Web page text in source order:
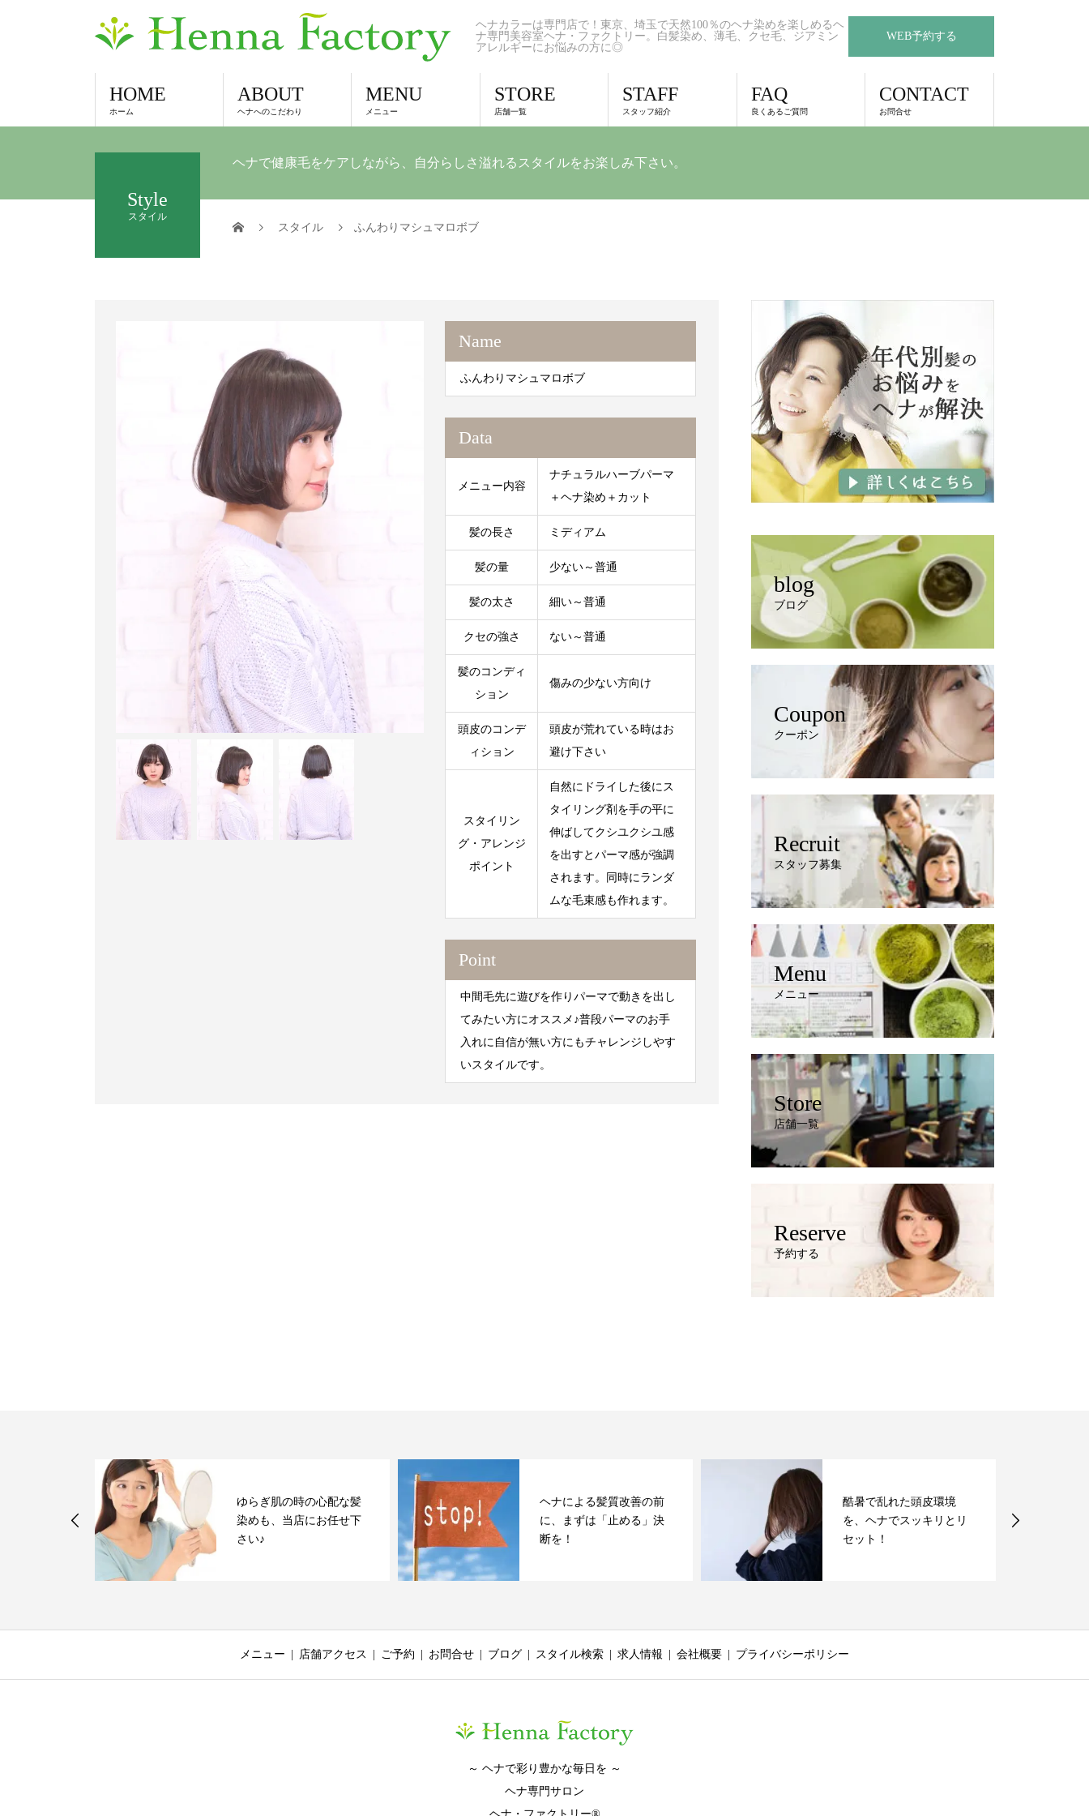
ヘナカラーは専門店で！東京、埼玉で天然100％のヘナ染めを楽しめるヘ
ナ専門美容室ヘナ・ファクトリー。白髪染め、薄毛、クセ毛、ジアミン
アレルギーにお悩みの方に◎
WEB予約する
HOME
ホーム
ABOUT
ヘナへのこだわり
MENU
メニュー
STORE
店舗一覧
STAFF
スタッフ紹介
FAQ
良くあるご質問
CONTACT
お問合せ
Style
スタイル
ヘナで健康毛をケアしながら、自分らしさ溢れるスタイルをお楽しみ下さい。
スタイル ふんわりマシュマロボブ
Name
ふんわりマシュマロボブ
Data
メニュー内容
ナチュラルハーブパーマ
＋ヘナ染め＋カット
髪の長さ ミディアム
髪の量 少ない～普通
髪の太さ 細い～普通
クセの強さ ない～普通
髪のコンディ
ション
傷みの少ない方向け
頭皮のコンデ
ィション
頭皮が荒れている時はお
避け下さい
スタイリン
グ・アレンジ
ポイント
自然にドライした後にス
タイリング剤を手の平に
伸ばしてクシユクシユ感
を出すとパーマ感が強調
されます。同時にランダ
ムな毛束感も作れます。
Point
中間毛先に遊びを作りパーマで動きを出し
てみたい方にオススメ♪普段パーマのお手
入れに自信が無い方にもチャレンジしやす
いスタイルです。
blog
ブログ
Coupon
クーポン
Recruit
スタッフ募集
Menu
メニュー
Store
店舗一覧
Reserve
予約する
ゆらぎ肌の時の心配な髪
染めも、当店にお任せ下
さい♪
ヘナによる髪質改善の前
に、まずは「止める」決
断を！
酷暑で乱れた頭皮環境
を、ヘナでスッキリとリ
セット！
メニュー 店舗アクセス ご予約 お問合せ ブログ スタイル検索 求人情報 会社概要 プライバシーポリシー
～ ヘナで彩り豊かな毎日を ～
ヘナ専門サロン
ヘナ・ファクトリー®